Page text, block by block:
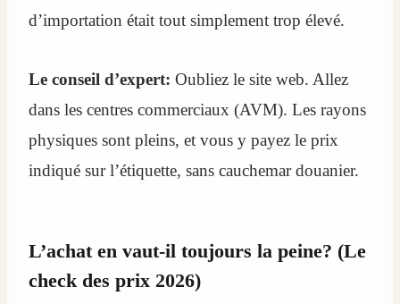
d’importation était tout simplement trop élevé.
Le conseil d’expert: Oubliez le site web. Allez
dans les centres commerciaux (AVM). Les rayons
physiques sont pleins, et vous y payez le prix
indiqué sur l’étiquette, sans cauchemar douanier.
L’achat en vaut-il toujours la peine? (Le
check des prix 2026)